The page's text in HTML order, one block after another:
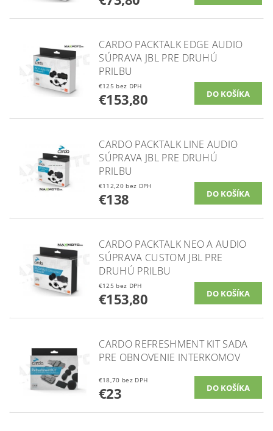
CARDO PACKTALK EDGE AUDIO
SÚPRAVA JBL PRE DRUHÚ
PRILBU
€125 bez DPH
€153,80
CARDO PACKTALK LINE AUDIO
SÚPRAVA JBL PRE DRUHÚ
PRILBU
€112,20 bez DPH
€138
CARDO PACKTALK NEO A AUDIO
SÚPRAVA CUSTOM JBL PRE
DRUHÚ PRILBU
€125 bez DPH
€153,80
CARDO REFRESHMENT KIT SADA
PRE OBNOVENIE INTERKOMOV
€18,70 bez DPH
€23